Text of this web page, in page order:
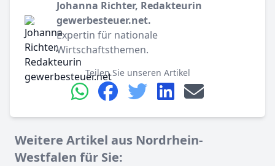
Johanna Richter, Redakteurin
gewerbesteuer.net.
Expertin für nationale
Wirtschaftsthemen.
Teilen Sie unseren Artikel
Weitere Artikel aus Nordrhein-
Westfalen für Sie: